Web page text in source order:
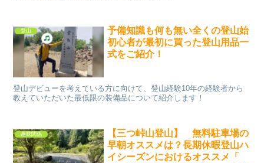
登山
予備知識も何も無い全くの登山始
初心者が最初に買った登山用品一
式をご紹介！
登山デビューを考えている方に向けて、登山経験10年の経験者から
教えていただいた最低限の装備品について紹介します！
趣味関係
【三つ峠山登山】 無料駐車場の
早朝オススメは？長期休暇登山ハ
イシーズンにおけるオススメ「